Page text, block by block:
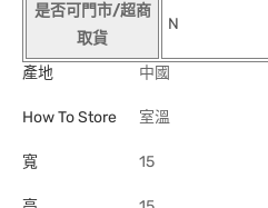
是否可門市/超商
取貨
N
產地 中國
How To Store 室溫
寬 15